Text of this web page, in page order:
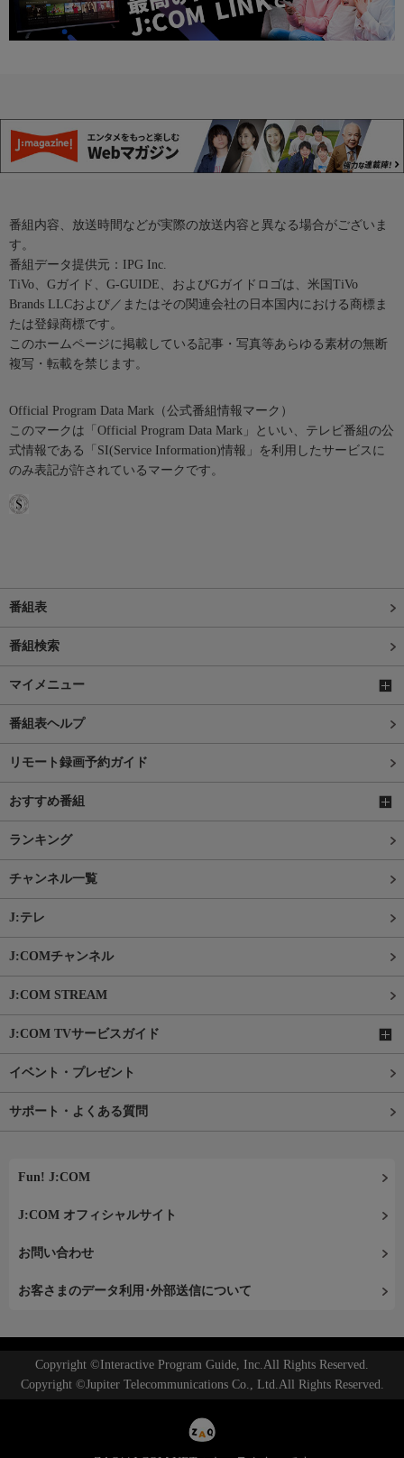
番組内容、放送時間などが実際の放送内容と異なる場合がございま
す。
番組データ提供元：IPG Inc.
TiVo、Gガイド、G-GUIDE、およびGガイドロゴは、米国TiVo
Brands LLCおよび／またはその関連会社の日本国内における商標ま
たは登録商標です。
このホームページに掲載している記事・写真等あらゆる素材の無断
複写・転載を禁じます。
Official Program Data Mark（公式番組情報マーク）
このマークは「Official Program Data Mark」といい、テレビ番組の公
式情報である「SI(Service Information)情報」を利用したサービスに
のみ表記が許されているマークです。
番組表
番組検索
マイメニュー
番組表ヘルプ
リモート録画予約ガイド
おすすめ番組
ランキング
チャンネル一覧
J:テレ
J:COMチャンネル
J:COM STREAM
J:COM TVサービスガイド
イベント・プレゼント
サポート・よくある質問
Fun! J:COM
J:COM オフィシャルサイト
お問い合わせ
お客さまのデータ利用･外部送信について
Copyright ©Interactive Program Guide, Inc.All Rights Reserved.
Copyright ©Jupiter Telecommunications Co., Ltd.All Rights Reserved.